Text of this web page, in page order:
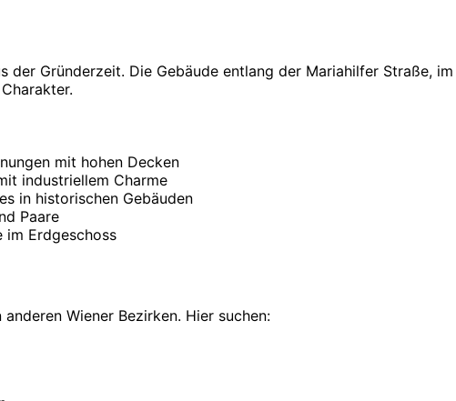
der Gründerzeit. Die Gebäude entlang der Mariahilfer Straße,
mit hohen Decken
industriellem Charme
in historischen Gebäuden
Paare
im Erdgeschoss
Wiener Bezirken. Hier suchen: